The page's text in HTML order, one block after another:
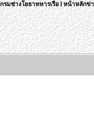
รมช่างโยธาทหารเรือlหน้าหลักข่